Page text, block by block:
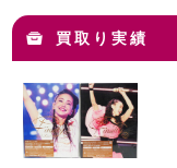
買取り実績